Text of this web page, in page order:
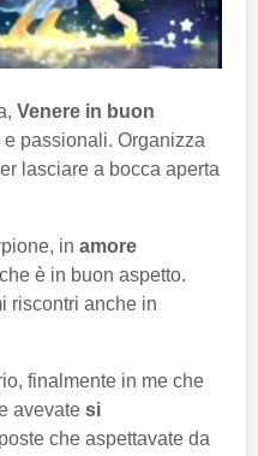
Venere in buon
passionali. Organizza
lasciare a bocca aperta
in amore
è in buon aspetto.
riscontri anche in
finalmente in me che
avevate si
che aspettavate da